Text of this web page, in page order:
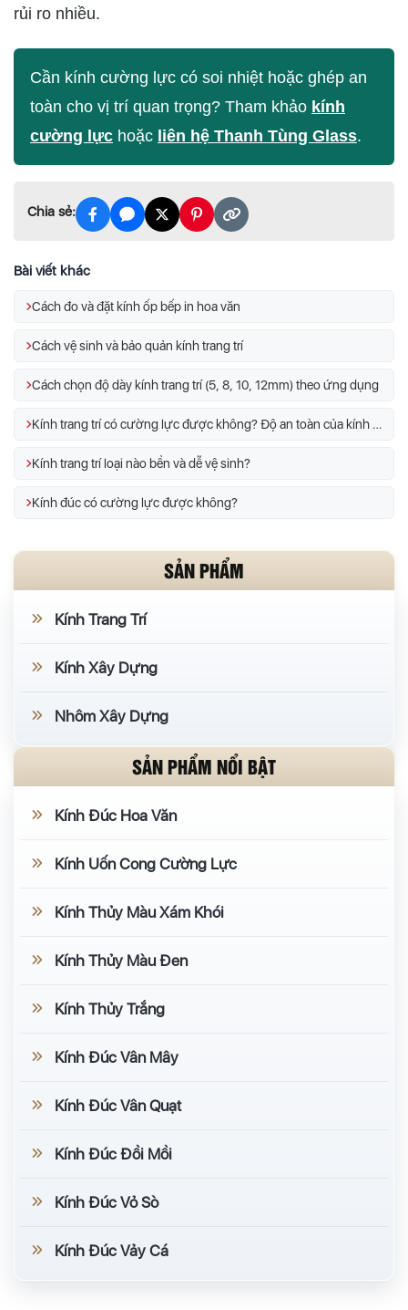
rủi ro nhiều.
Cần kính cường lực có soi nhiệt hoặc ghép an
toàn cho vị trí quan trọng? Tham khảo kính
cường lực hoặc liên hệ Thanh Tùng Glass.
Chia sẻ:
Bài viết khác
Cách đo và đặt kính ốp bếp in hoa văn
Cách vệ sinh và bảo quản kính trang trí
Cách chọn độ dày kính trang trí (5, 8, 10, 12mm) theo ứng dụng
Kính trang trí có cường lực được không? Độ an toàn của kính trang trí
Kính trang trí loại nào bền và dễ vệ sinh?
Kính đúc có cường lực được không?
SẢN PHẨM
Kính Trang Trí
Kính Xây Dựng
Nhôm Xây Dựng
SẢN PHẨM NỔI BẬT
Kính Đúc Hoa Văn
Kính Uốn Cong Cường Lực
Kính Thủy Màu Xám Khói
Kính Thủy Màu Đen
Kính Thủy Trắng
Kính Đúc Vân Mây
Kính Đúc Vân Quạt
Kính Đúc Đồi Mồi
Kính Đúc Vỏ Sò
Kính Đúc Vảy Cá